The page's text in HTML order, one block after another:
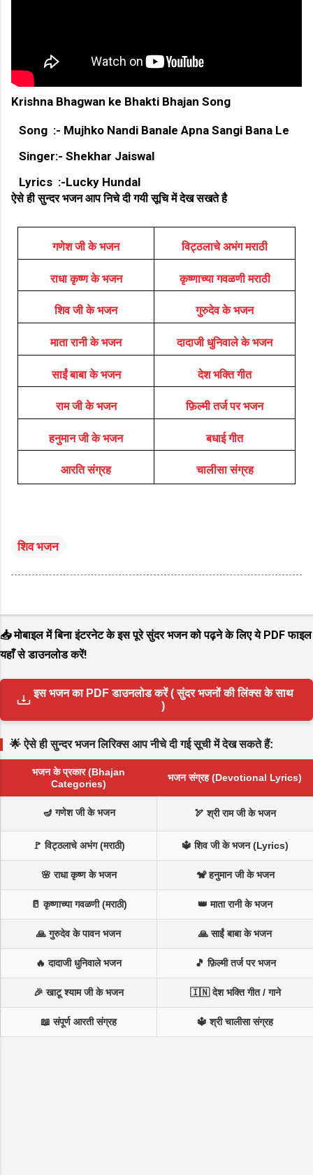
Krishna Bhagwan ke Bhakti Bhajan Song
Song :- Mujhko Nandi Banale Apna Sangi Bana Le
Singer:- Shekhar Jaiswal
Lyrics :-Lucky Hundal
ऐसे ही सुन्दर भजन आप निचे दी गयी सूचि में देख सखते है
गणेश जी के भजन विट्ठलाचे अभंग मराठी
राधा कृष्ण के भजन कृष्णाच्या गवळणी मराठी
शिव जी के भजन गुरुदेव के भजन
माता रानी के भजन दादाजी धुनिवाले के भजन
साईं बाबा के भजन देश भक्ति गीत
राम जी के भजन फ़िल्मी तर्ज पर भजन
हनुमान जी के भजन बधाई गीत
आरति संग्रह चालीसा संग्रह
शिव भजन
📥 मोबाइल में बिना इंटरनेट के इस पूरे सुंदर भजन को पढ़ने के लिए ये PDF फाइल
यहाँ से डाउनलोड करें!
इस भजन का PDF डाउनलोड करें ( सुंदर भजनों की लिंक्स के साथ
)
🌟 ऐसे ही सुन्दर भजन लिरिक्स आप नीचे दी गई सूची में देख सकते हैं:
भजन के प्रकार (Bhajan
Categories)
भजन संग्रह (Devotional Lyrics)
🪔 गणेश जी के भजन 🏹 श्री राम जी के भजन
🚩 विट्ठलाचे अभंग (मराठी) 🔱 शिव जी के भजन (Lyrics)
🌸 राधा कृष्ण के भजन 🐒 हनुमान जी के भजन
🥛 कृष्णाच्या गवळणी (मराठी) 👑 माता रानी के भजन
🙏 गुरुदेव के पावन भजन 🙏 साईं बाबा के भजन
🔥 दादाजी धुनिवाले भजन 🎵 फ़िल्मी तर्ज पर भजन
🎉 खाटू श्याम जी के भजन 🇮🇳 देश भक्ति गीत / गाने
📖 संपूर्ण आरती संग्रह 🔱 श्री चालीसा संग्रह